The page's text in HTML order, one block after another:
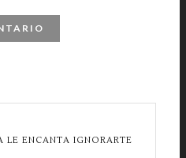
LE ENCANTA IGNORARTE